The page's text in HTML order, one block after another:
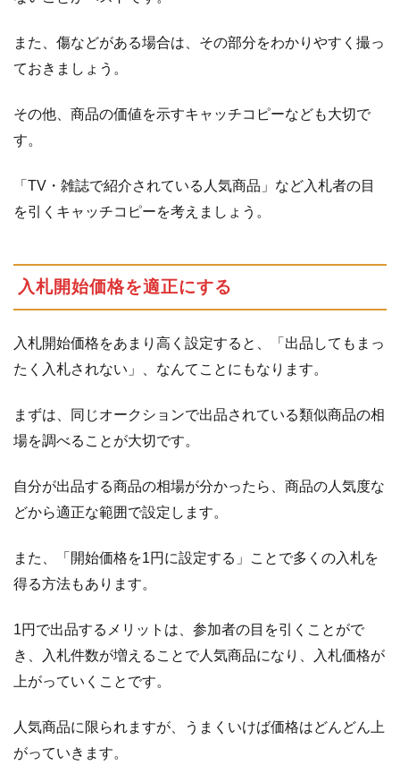
また、傷などがある場合は、その部分をわかりやすく撮っ
ておきましょう。
その他、商品の価値を示すキャッチコピーなども大切で
す。
「TV・雑誌で紹介されている人気商品」など入札者の目
を引くキャッチコピーを考えましょう。
入札開始価格を適正にする
入札開始価格をあまり高く設定すると、「出品してもまっ
たく入札されない」、なんてことにもなります。
まずは、同じオークションで出品されている類似商品の相
場を調べることが大切です。
自分が出品する商品の相場が分かったら、商品の人気度な
どから適正な範囲で設定します。
また、「開始価格を1円に設定する」ことで多くの入札を
得る方法もあります。
1円で出品するメリットは、参加者の目を引くことがで
き、入札件数が増えることで人気商品になり、入札価格が
上がっていくことです。
人気商品に限られますが、うまくいけば価格はどんどん上
がっていきます。